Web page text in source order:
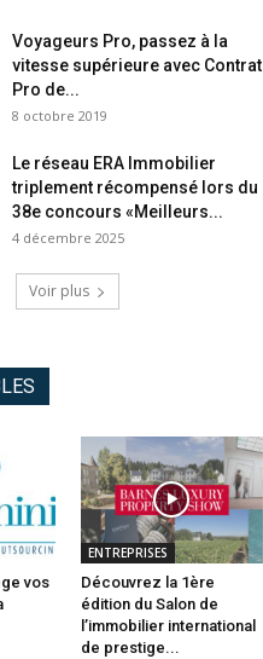
Voyageurs Pro, passez à la
vitesse supérieure avec Contrat
Pro de...
8 octobre 2019
Le réseau ERA Immobilier
triplement récompensé lors du
38e concours «Meilleurs...
4 décembre 2025
Voir plus
vos
ENTREPRISES
Découvrez la 1ère
édition du Salon de
l’immobilier international
de prestige...